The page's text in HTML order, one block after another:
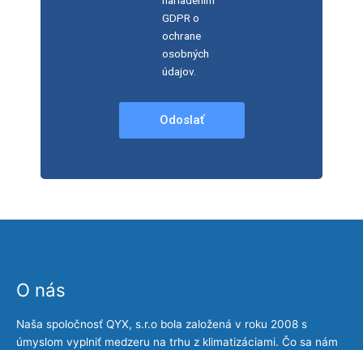
GDPR o
ochrane
osobných
údajov.
Odoslať
O nás
Naša spoločnosť QYX, s.r.o bola založená v roku 2008 s
úmyslom vyplniť medzeru na trhu z klimatizáciami. Čo sa nám